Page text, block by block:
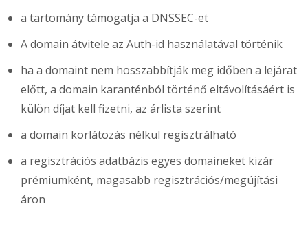
a tartomány támogatja a DNSSEC-et
A domain átvitele az Auth-id használatával történik
ha a domaint nem hosszabbítják meg időben a lejárat
előtt, a domain karanténból történő eltávolításáért is
külön díjat kell fizetni, az árlista szerint
a domain korlátozás nélkül regisztrálható
a regisztrációs adatbázis egyes domaineket kizár
prémiumként, magasabb regisztrációs/megújítási
áron